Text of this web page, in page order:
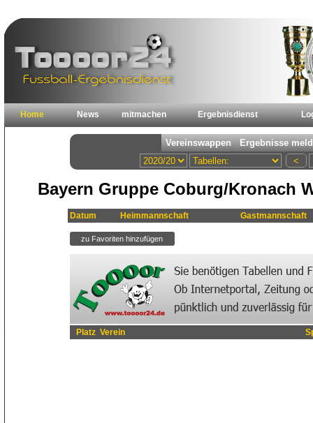
Home News mitmachen Ergebnisdienst
Bayern Gruppe Coburg/Kronach
Datum Heimmannschaft Gastmannschaft
Platz Verein